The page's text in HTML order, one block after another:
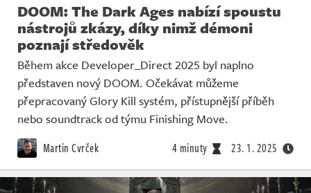
DOOM: The Dark Ages nabízí spoustu
nástrojů zkázy, díky nimž démoni
poznají středověk
Během akce Developer_Direct 2025 byl naplno
představen nový DOOM. Očekávat můžeme
přepracovaný Glory Kill systém, přístupnější příběh
nebo soundtrack od týmu Finishing Move.
Martin Cvrček 4 minuty 23. 1. 2025